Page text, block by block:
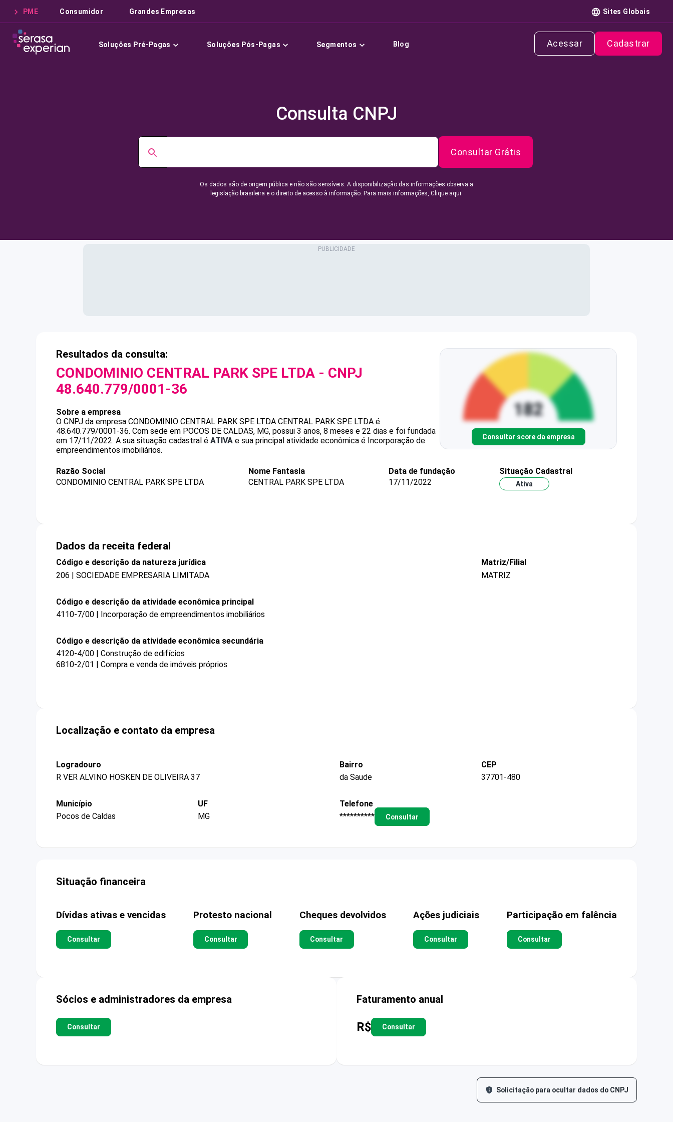
PME Consumidor Grandes Empresas Sites Globais
Soluções Pré-Pagas Soluções Pós-Pagas Segmentos Blog Acessar Cadastrar
Consulta CNPJ
Consultar Grátis
Os dados são de origem pública e não são sensíveis. A disponibilização das informações observa a
legislação brasileira e o direito de acesso à informação. Para mais informações, Clique aqui.
Resultados da consulta:
CONDOMINIO CENTRAL PARK SPE LTDA - CNPJ
48.640.779/0001-36
Sobre a empresa
O CNPJ da empresa CONDOMINIO CENTRAL PARK SPE LTDA CENTRAL PARK SPE LTDA é
48.640.779/0001-36. Com sede em POCOS DE CALDAS, MG, possui 3 anos, 8 meses e 22 dias e foi fundada
em 17/11/2022. A sua situação cadastral é ATIVA e sua principal atividade econômica é Incorporação de
empreendimentos imobiliários.
Consultar score da empresa
Razão Social
CONDOMINIO CENTRAL PARK SPE LTDA
Nome Fantasia
CENTRAL PARK SPE LTDA
Data de fundação
17/11/2022
Situação Cadastral
Ativa
Dados da receita federal
Código e descrição da natureza jurídica
206 | SOCIEDADE EMPRESARIA LIMITADA
Matriz/Filial
MATRIZ
Código e descrição da atividade econômica principal
4110-7/00 | Incorporação de empreendimentos imobiliários
Código e descrição da atividade econômica secundária
4120-4/00 | Construção de edifícios
6810-2/01 | Compra e venda de imóveis próprios
Localização e contato da empresa
Logradouro
R VER ALVINO HOSKEN DE OLIVEIRA 37
Bairro
da Saude
CEP
37701-480
Município
Pocos de Caldas
UF
MG
Telefone
**********
Consultar
Situação financeira
Dívidas ativas e vencidas
Consultar
Protesto nacional
Consultar
Cheques devolvidos
Consultar
Ações judiciais
Consultar
Participação em falência
Consultar
Sócios e administradores da empresa
Consultar
Faturamento anual
R$ Consultar
Solicitação para ocultar dados do CNPJ